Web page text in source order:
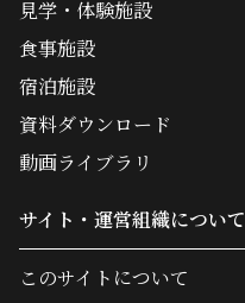
見学・体験施設
食事施設
宿泊施設
資料ダウンロード
動画ライブラリ
サイト・運営組織について
このサイトについて